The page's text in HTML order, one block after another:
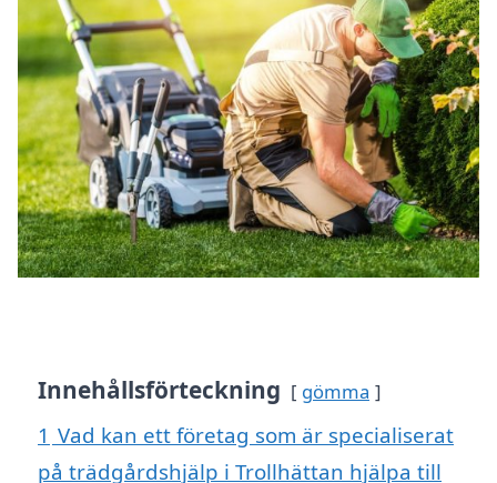
Innehållsförteckning gömma
1 Vad kan ett företag som är specialiserat
på trädgårdshjälp i Trollhättan hjälpa till